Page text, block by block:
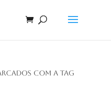
com a tag